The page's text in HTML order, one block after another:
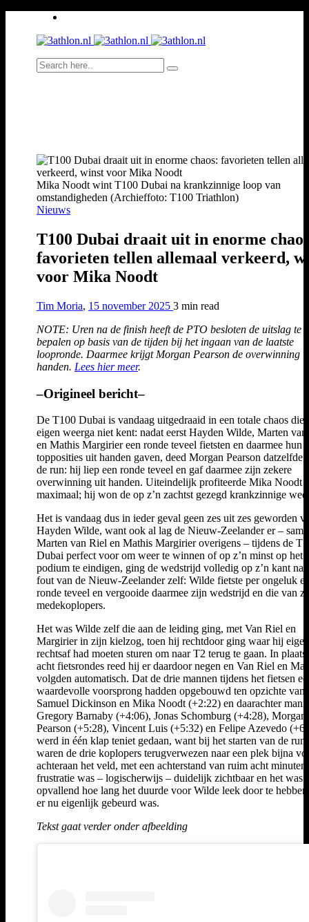
Mika Noodt wint T100 Dubai na krankzinnige loop van
omstandigheden (Archieffoto: T100 Triathlon)
Nieuws
T100 Dubai draait uit in enorme
favorieten tellen allemaal verkeerd,
voor Mika Noodt
Tim Moria, 15 november 2025 3 min read
NOTE: Uren na de finish heeft de PTO besloten de uitslag te
bepalen op basis van de tijden bij het ingaan van de laatste
loopronde. Daarmee krijgt Morgan Pearson de overwinning
handen. Lees hier meer.
–Origineel bericht–
De T100 Dubai is vandaag uitgedraaid in een totale chaos die
eigen weerga niet kent: nadat eerst Hayden Wilde, Marten
en Mathis Margirier een ronde teveel fietsten en daarmee hun
topposities uit handen gaven, deed Morgan Pearson datzelfde
de run: hij liep een ronde teveel en gaf daarmee zijn zekere
overwinning uit handen. Uiteindelijk profiteerde Mika Noodt
maximaal; hij won de op z’n zachtst gezegd krankzinnige
Het is vandaag dus in ieder geval geen zes uit zes geworden
Hayden Wilde, want ook al lag de Nieuw-Zeelander er –
Marten van Riel en Mathis Margirier overigens – tijdens de
Dubai perfect voor om weer te winnen of op z’n minst op het
podium te eindigen, ging de wedstrijd volledig op z’n kant na
fout van de Nieuw-Zeelander zelf: Wilde fietste per ongeluk
ronde teveel en vergooide daarmee zijn wedstrijd en die van
medekoplopers.
Het was Wilde zelf die aan de leiding ging, met Van Riel en
Margirier in zijn kielzog, toen hij rechtdoor ging waar hij
rechtsaf had moeten sturen om naar T2 terug te gaan. In plaats
acht fietsrondes reed hij er daardoor negen en Van Riel en
volgden automatisch. Dat de drie mannen tijdens het fietsen
waardevolle voorsprong hadden opgebouwd ten opzichte van
Samuel Dickinson en Mika Noodt (+2:22) en daarachter
Gregory Barnaby (+4:06), Jonas Schomburg (+4:28), Morgan
Pearson (+5:28), Vincent Luis (+5:32) en Felipe Azevedo
werd in één klap teniet gedaan, want bij het starten van de run
waren de drie koplopers terugverwezen naar een plek bijna
achteraan het veld, met een achterstand van ruim acht
frustratie was – logischerwijs – duidelijk zichtbaar en het was
opvallend hoe lang het duurde voor Wilde leek door te
er nu eigenlijk gebeurd was.
Tekst gaat verder onder afbeelding